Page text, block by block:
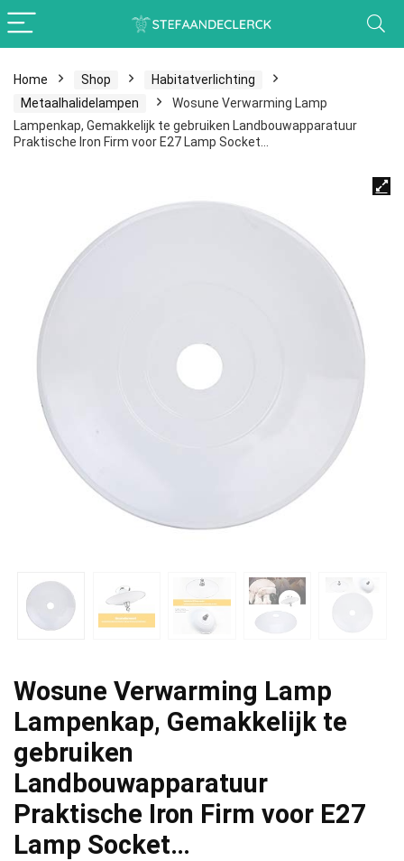
Home Shop
Habitatverlichting
Metaalhalidelampen
Wosune Verwarming Lamp
Lampenkap, Gemakkelijk te gebruiken Landbouwapparatuur
Praktische Iron Firm voor E27 Lamp Socket…
Wosune Verwarming Lamp
Lampenkap, Gemakkelijk te
gebruiken
Landbouwapparatuur
Praktische Iron Firm voor E27
Lamp Socket…